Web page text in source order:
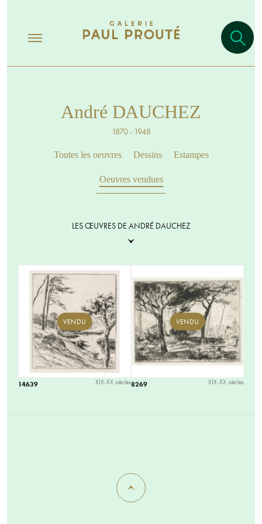
André DAUCHEZ
1870 - 1948
Toutes les oeuvres Dessins Estampes
Oeuvres vendues
LES ŒUVRES DE ANDRÉ DAUCHEZ
VENDU
14639 XIX-XX siècles
VENDU
8269 XIX-XX siècles